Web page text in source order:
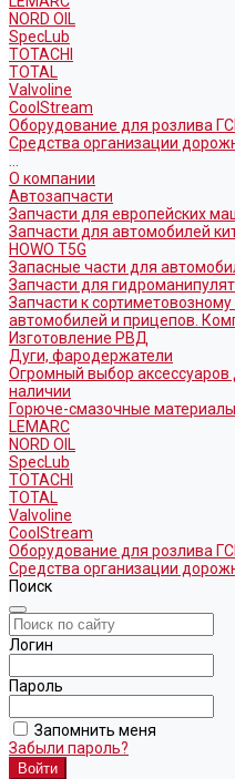
NORD OIL
SpecLub
TOTACHI
TOTAL
Valvoline
CoolStream
Оборудование для розлива
Средства организации
О компании
Автозапчасти
Запчасти для европейских
Запчасти для автомобилей
HOWO T5G
Запасные части для
Запчасти для
Запчасти к
автомобилей и прицепов.
Изготовление РВД
Дуги, фародержатели
Огромный выбор аксессуаров
наличии
Горюче-смазочные материалы
LEMARC
NORD OIL
SpecLub
TOTACHI
TOTAL
Valvoline
CoolStream
Оборудование для розлива
Средства организации
Поиск
Логин
Пароль
Запомнить меня
Забыли пароль?